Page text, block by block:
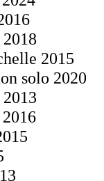
2015
solo 2020